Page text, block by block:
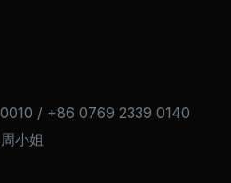
/ +86 0769 2339 0140
小姐